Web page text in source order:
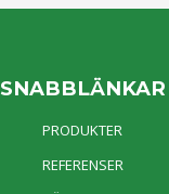
SNABBLÄNKAR
PRODUKTER
REFERENSER